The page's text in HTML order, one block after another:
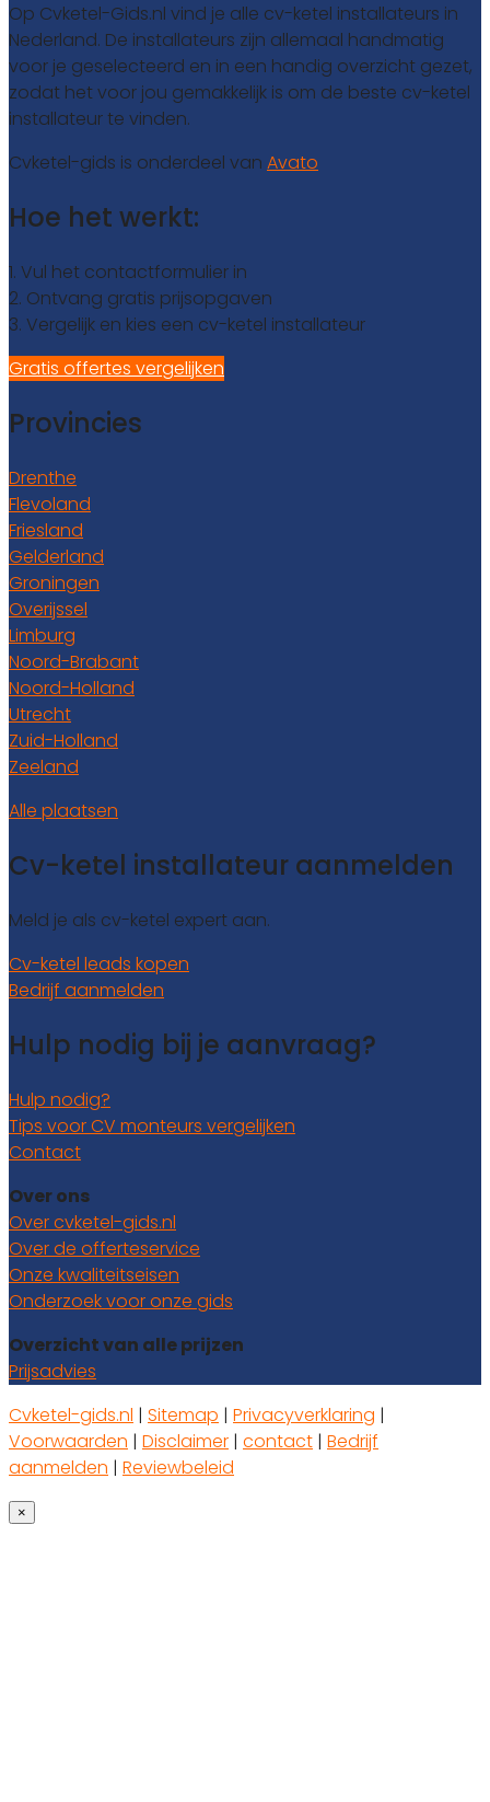
Op Cvketel-Gids.nl vind je alle cv-ketel installateurs in
Nederland. De installateurs zijn allemaal handmatig
voor je geselecteerd en in een handig overzicht gezet,
zodat het voor jou gemakkelijk is om de beste cv-ketel
installateur te vinden.
Cvketel-gids is onderdeel van Avato
Hoe het werkt:
1. Vul het contactformulier in
2. Ontvang gratis prijsopgaven
3. Vergelijk en kies een cv-ketel installateur
Gratis offertes vergelijken
Provincies
Drenthe
Flevoland
Friesland
Gelderland
Groningen
Overijssel
Limburg
Noord-Brabant
Noord-Holland
Utrecht
Zuid-Holland
Zeeland
Alle plaatsen
Cv-ketel installateur aanmelden
Meld je als cv-ketel expert aan.
Cv-ketel leads kopen
Bedrijf aanmelden
Hulp nodig bij je aanvraag?
Hulp nodig?
Tips voor CV monteurs vergelijken
Contact
Over ons
Over cvketel-gids.nl
Over de offerteservice
Onze kwaliteitseisen
Onderzoek voor onze gids
Overzicht van alle prijzen
Prijsadvies
Cvketel-gids.nl | Sitemap | Privacyverklaring |
Voorwaarden | Disclaimer | contact | Bedrijf
aanmelden | Reviewbeleid
×